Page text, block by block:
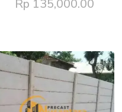
Rp 135,000.00